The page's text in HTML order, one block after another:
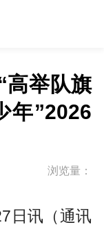
高举队旗
年”2026
浏览量：
日讯（通讯